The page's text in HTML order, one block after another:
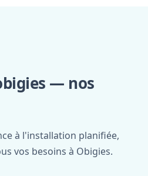
— nos
à l'installation planifiée,
vos besoins à Obigies.